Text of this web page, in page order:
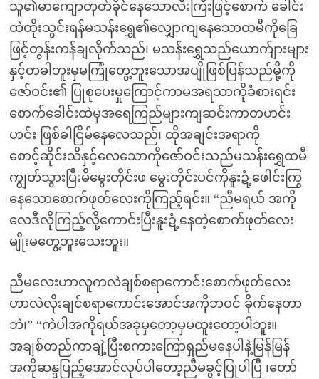
သူ၏မာကျောတုတ်ခိုင်နေသောလီးကြီးဖြင့်စောက် ခေါင်း
ထဲထိုးသွင်းရန်မသန်းရွှေ၏လျှောကျနေသောထမီကိုခြေ
ဖြင့်တွန်းကန်ချလိုက်သည်၊ မသန်းရွှေသည်ယောက်ျားများ
နှင့်တခါဘူးမှမကြုံတွေ့ဘူးသောအပျိုဖြစ်ပြန်သည်မို့ကို
ဇော်ဝင်း၏ ပြုစုပေးမှုကြောင့်ကာမအရသာကိုခံစားရင်း
စောက်ခေါင်းထဲမှအရေကြည်များကျဆင်းကာတဟင်း
ဟင်း ဖြစ်ခါငြိမ်နေလေသည်၊ ထိုအချင်းအရာကို
စောင့်ဆိုင်းသိနှင့်လေသောကိုဇော်ဝင်းသည်မသန်းရွှေထမီ
ကျွတ်သွားပြီးမိမွေးတိုင်းဖ မွေးတိုင်းပင်ကိုနူးဍံ့ဖေါင်းကြွ
နေသောစောက်ဖုတ်လေးကိုကြည့်ရင်း။ “ညီမရယ် အကို
လေဒီလိုကြည့်လို့ကောင်းပြီးနူးဍံ့နေတဲ့စောက်ဖုတ်လေး
မျိုးမတွေ့ဘူးသေးဘူး။
ညီမလေးဟာလူကလဲချစ်စရာကောင်းစောက်ဖုတ်လေး
ဟာလဲလိုးချင်စရာကောင်းအောင်အကိုဘဝင် ခိုက်နေတာ
ဘဲ၊” “ကဲပါအကိုရယ်အခုမှတော့မှမထူးတော့ပါဘူး။
အချစ်တည်ကာချဲ့ပြီးစကားကြောရှည်မနေပါနဲ့မြန်မြန်
အကိုဆန္ဒပြည့်အောင်လုပ်ပါတော့ညီမခွင့်ပြုပါပြီ ၊တော်